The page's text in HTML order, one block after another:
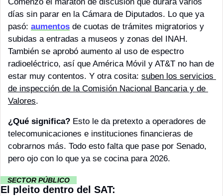
días sin parar en la Cámara de Diputados. Lo que ya
pasó: aumentos de cuotas de trámites migratorios y
subidas a entradas a museos y zonas del INAH.
También se aprobó aumento al uso de espectro
radioeléctrico, así que América Móvil y AT&T no han de
estar muy contentos. Y otra cosita: suben los servicios
de inspección de la Comisión Nacional Bancaria y de
Valores.
¿Qué significa? Esto le da pretexto a operadores de
telecomunicaciones e instituciones financieras de
cobrarnos más. Todo esto falta que pase por Senado,
pero ojo con lo que ya se cocina para 2026.
SECTOR PÚBLICO
El pleito dentro del SAT: